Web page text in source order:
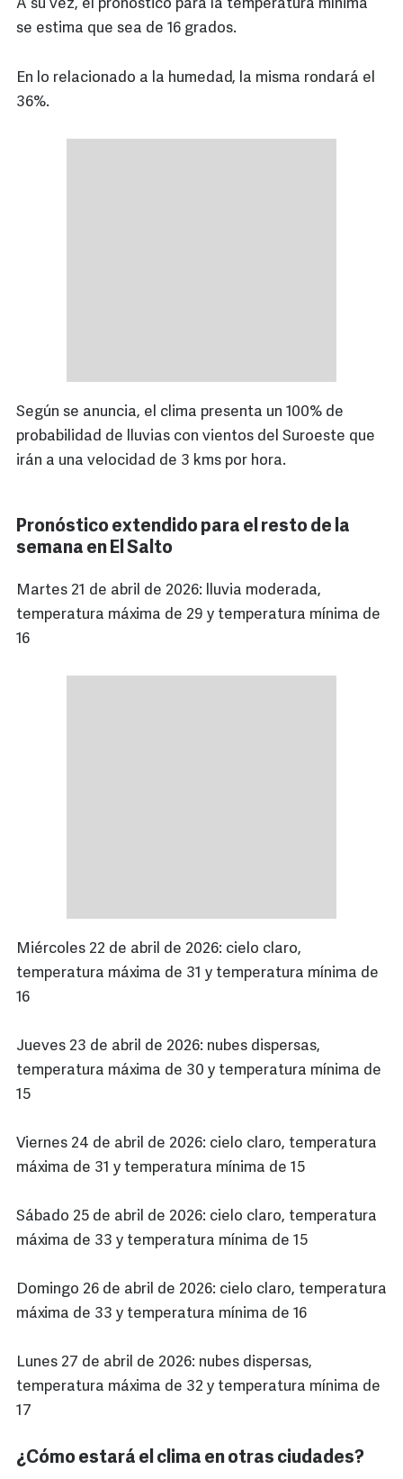
A su vez, el pronóstico para la temperatura mínima
se estima que sea de 16 grados.
En lo relacionado a la humedad, la misma rondará el
36%.
Según se anuncia, el clima presenta un 100% de
probabilidad de lluvias con vientos del Suroeste que
irán a una velocidad de 3 kms por hora.
Pronóstico extendido para el resto de la
semana en El Salto
Martes 21 de abril de 2026: lluvia moderada,
temperatura máxima de 29 y temperatura mínima de
16
Miércoles 22 de abril de 2026: cielo claro,
temperatura máxima de 31 y temperatura mínima de
16
Jueves 23 de abril de 2026: nubes dispersas,
temperatura máxima de 30 y temperatura mínima de
15
Viernes 24 de abril de 2026: cielo claro, temperatura
máxima de 31 y temperatura mínima de 15
Sábado 25 de abril de 2026: cielo claro, temperatura
máxima de 33 y temperatura mínima de 15
Domingo 26 de abril de 2026: cielo claro, temperatura
máxima de 33 y temperatura mínima de 16
Lunes 27 de abril de 2026: nubes dispersas,
temperatura máxima de 32 y temperatura mínima de
17
¿Cómo estará el clima en otras ciudades?